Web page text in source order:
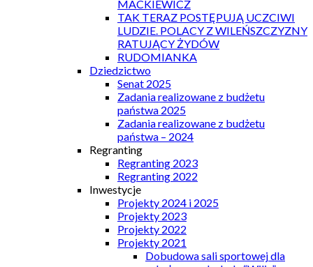
MACKIEWICZ
TAK TERAZ POSTĘPUJĄ UCZCIWI
LUDZIE. POLACY Z WILEŃSZCZYZNY
RATUJĄCY ŻYDÓW
RUDOMIANKA
Dziedzictwo
Senat 2025
Zadania realizowane z budżetu
państwa 2025
Zadania realizowane z budżetu
państwa – 2024
Regranting
Regranting 2023
Regranting 2022
Inwestycje
Projekty 2024 i 2025
Projekty 2023
Projekty 2022
Projekty 2021
Dobudowa sali sportowej dla